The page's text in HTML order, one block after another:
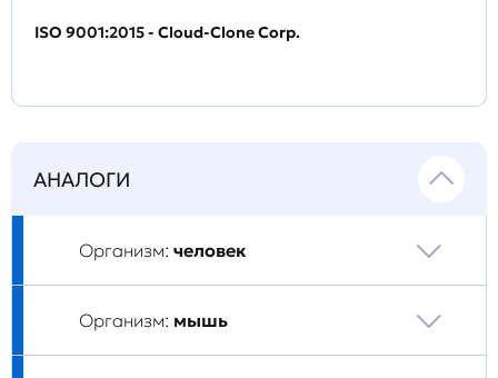
ISO 9001:2015 - Cloud-Clone Corp.
АНАЛОГИ
Организм: человек
Организм: мышь